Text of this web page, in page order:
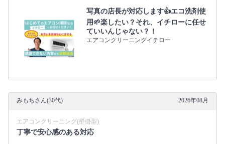
写真の店長が対応します👍エコ洗剤使
用🌱楽したい？それ、イチローに任せ
ていいんじゃない？！
エアコンクリーニングイチロー
みもちさん(30代) 2026年08月
エアコンクリーニング(壁掛型)
丁寧で安心感のある対応